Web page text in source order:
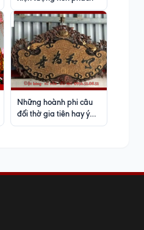
Những hoành phi câu
đối thờ gia tiên hay ý
nghĩa